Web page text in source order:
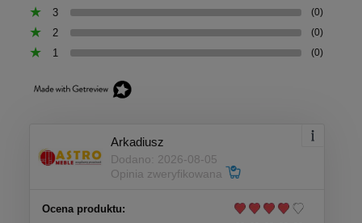
3 (0)
2 (0)
1 (0)
Arkadiusz
Dodano: 2026-08-05
Opinia zweryfikowana
Ocena produktu: